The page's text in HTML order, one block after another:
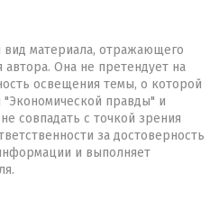
вид материала, отражающего
Она не претендует на
освещения темы, о которой
правды" и
совпадать с точкой зрения
за достоверность
и выполняет